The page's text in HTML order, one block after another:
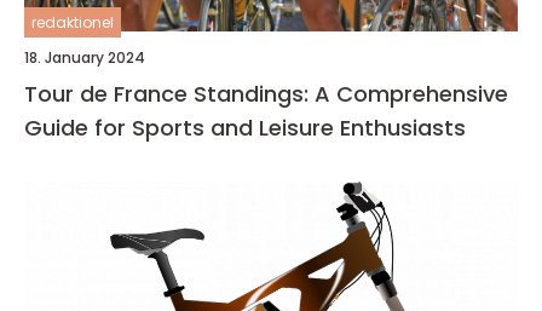
redaktionel
18. January 2024
Tour de France Standings: A Comprehensive
Guide for Sports and Leisure Enthusiasts